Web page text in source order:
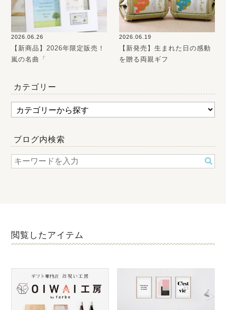
2026.06.26
【新商品】2026年限定販売！
嵐の名曲「
2026.06.19
【新発売】生まれた日の感動
を贈る両親ギフ
カテゴリー
ブログ内検索
閲覧したアイテム